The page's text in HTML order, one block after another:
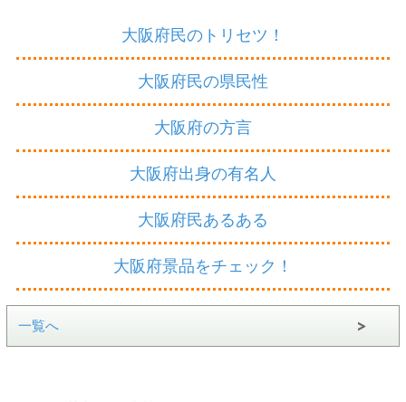
大阪府民のトリセツ！
大阪府民の県民性
大阪府の方言
大阪府出身の有名人
大阪府民あるある
大阪府景品をチェック！
一覧へ